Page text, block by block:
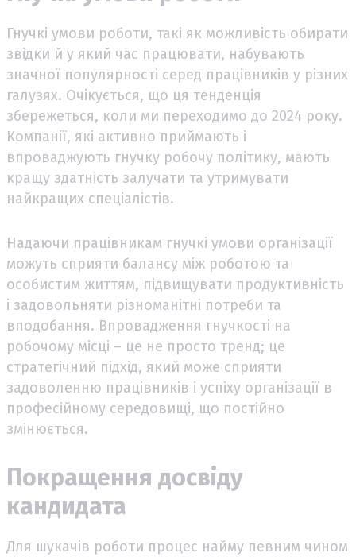
Гнучкі умови роботи, такі як можливість обирати
звідки й у який час працювати, набувають
значної популярності серед працівників у різних
галузях. Очікується, що ця тенденція
збережеться, коли ми переходимо до 2024 року.
Компанії, які активно приймають і
впроваджують гнучку робочу політику, мають
кращу здатність залучати та утримувати
найкращих спеціалістів.
Надаючи працівникам гнучкі умови організації
можуть сприяти балансу між роботою та
особистим життям, підвищувати продуктивність
і задовольняти різноманітні потреби та
вподобання. Впровадження гнучкості на
робочому місці – це не просто тренд; це
стратегічний підхід, який може сприяти
задоволенню працівників і успіху організації в
професійному середовищі, що постійно
змінюється.
Покращення досвіду
кандидата
Для шукачів роботи процес найму певним чином